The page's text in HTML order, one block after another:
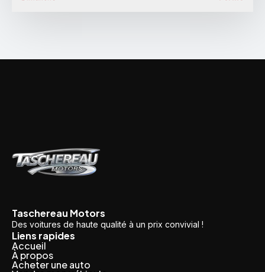
Taschereau Motors
Des voitures de haute qualité à un prix convivial !
Liens rapides
Accueil
À propos
Acheter une auto